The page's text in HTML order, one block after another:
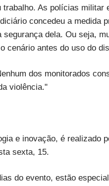
As polícias militar
concedeu a medida
dela. Ou seja,
cenário antes do uso do
dos monitorados
violência."
e inovação, é realizado
sexta, 15.
do evento, estão